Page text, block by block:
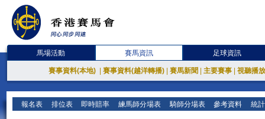
馬場活動 賽馬資訊 足球資訊
賽事資料(本地) 賽事資料(越洋轉播) 賽馬新聞 主要賽事 視聽播
報名表 排位表 即時賠率 練馬師分場表 騎師分場表 參考資料 統